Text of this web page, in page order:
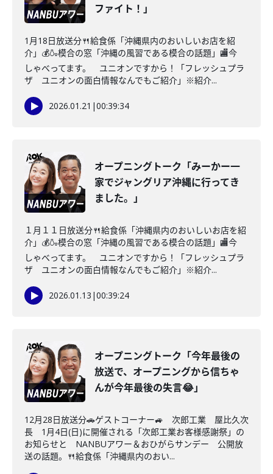
ファイト！」
1月18日放送分🍴給食係「沖縄県内のおいしいお店を紹
介」💰🍶模合の窓「沖縄の風習である模合の話題」🏬今
しゃべってます。 ユニオンですから！「フレッシュプラ
ザ ユニオンの面白情報なんでもご紹介」※紹介...
2026.01.21 |00:39:34
オープニングトーク「みーかー一
家でジャングリア沖縄に行ってき
ました。」
１月１１日放送分🍴給食係「沖縄県内のおいしいお店を紹
介」💰🍶模合の窓「沖縄の風習である模合の話題」🏬今
しゃべってます。 ユニオンですから！「フレッシュプラ
ザ ユニオンの面白情報なんでもご紹介」※紹介...
2026.01.13 |00:39:24
オープニングトーク「今年最後の
放送で、オープニングから信ちゃ
んが今年最後の失言😂」
12月28日放送分🚗ゲストコーナー🚙 次郎工業 屋比久次
長 1月4日(日)に開催される「次郎工業お客様感謝祭」の
お知らせと NANBUアワー＆おひがらサンデー 公開放
送の話題。🍴給食係「沖縄県内のおい...